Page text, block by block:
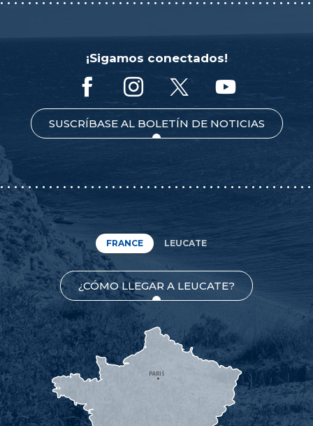
¡Sigamos conectados!
SUSCRÍBASE AL BOLETÍN DE NOTICIAS
FRANCE LEUCATE
¿CÓMO LLEGAR A LEUCATE?
PARIS